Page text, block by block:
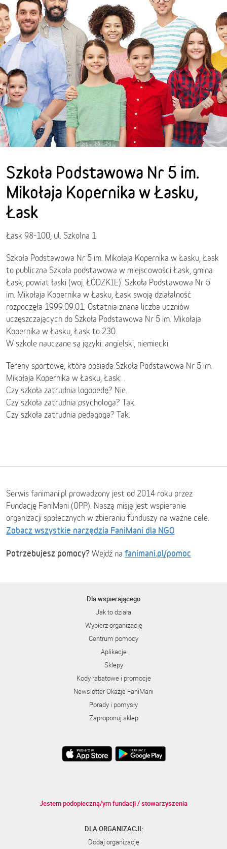
Szkoła Podstawowa Nr 5 im.
Mikołaja Kopernika w Łasku,
Łask
Łask 98-100, ul. Szkolna 1
Szkoła Podstawowa Nr 5 im. Mikołaja Kopernika w Łasku, Łask
to publiczna Szkoła podstawowa w miejscowości Łask, gmina
Łask, powiat łaski (woj. ŁÓDZKIE). Szkoła Podstawowa Nr 5
im. Mikołaja Kopernika w Łasku, Łask swoją działalność
rozpoczęła 1999.09.01. Ostatnia znana liczba uczniów
uczęszczających do Szkoła Podstawowa Nr 5 im. Mikołaja
Kopernika w Łasku, Łask to 230.
W szkole nauczane są języki: angielski, niemiecki.
Tereny sportowe, która posiada Szkoła Podstawowa Nr 5 im.
Mikołaja Kopernika w Łasku, Łask: .
Czy szkoła zatrudnia logopedę? Nie.
Czy szkoła zatrudnia psychologa? Tak.
Czy szkoła zatrudnia pedagoga? Tak.
Serwis fanimani.pl prowadzony jest od 2014 roku przez
Fundację FaniMani (OPP). Naszą misją jest wspieranie
organizacji społecznych w zbieraniu funduszy na ważne cele.
Zobacz wszystkie narzędzia FaniMani dla NGO
Potrzebujesz pomocy? Wejdź na fanimani.pl/pomoc
Dla wspierającego
Jak to działa
Wybierz organizację
Centrum pomocy
Aplikacje
Sklepy
Kody rabatowe i promocje
Newsletter Okazje FaniMani
Porady i pomysły
Zaproponuj sklep
Jestem podopieczną/ym fundacji / stowarzyszenia
DLA ORGANIZACJI:
Dodaj organizację